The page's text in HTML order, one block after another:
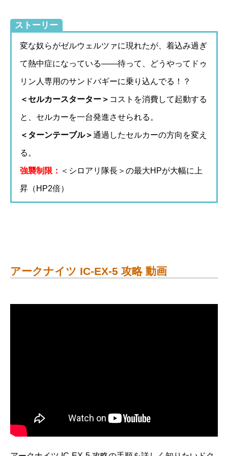
ストーリー
変な奴らがゼルウェルツァに現れたが、着込み過ぎ
て熱中症になっている――待って、どうやってドゥ
リン人専用のサンドバギーに乗り込んでる！？
＜セルカースターター＞ コストを消費して起動する
と、セルカーを一台発進させられる。
＜ターンテーブル＞通過したセルカーの方向を変え
る。
強襲制限： ＜シロアリ隊長＞の最大HPが大幅に上
昇（HP2倍）
アークナイツ IC-EX-5 攻略 動画